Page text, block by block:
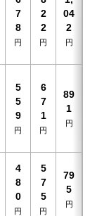
7
8
円
2
2
円
04
2
円
5
5
9
円
6
7
1
円
89
1
円
4
8
0
円
5
7
5
円
79
5
円